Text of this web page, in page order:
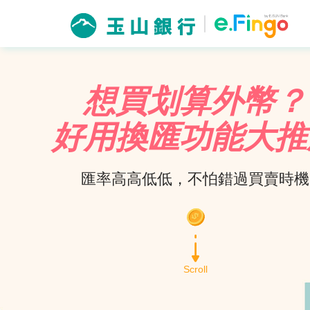
想買划算外幣？
好用換匯功能大
匯率高高低低，不怕錯過買賣時機
Scroll